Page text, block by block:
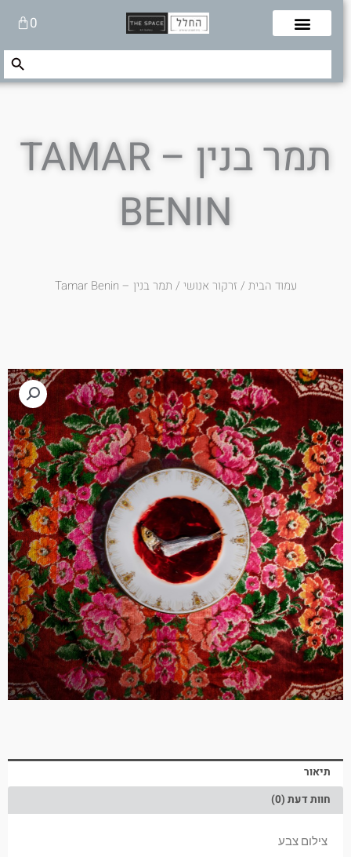
0עגלת
קניות
Search
Search Button
תמר בנין – TAMAR
BENIN
עמוד הבית/זרקור אנושי/ תמר בנין – Tamar Benin
תיאור
חוות דעת (0)
צילום צבע